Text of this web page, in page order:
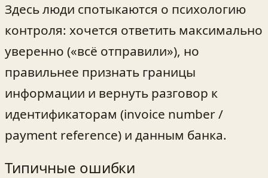
Здесь люди спотыкаются о психологию
контроля: хочется ответить максимально
уверенно («всё отправили»), но
правильнее признать границы
информации и вернуть разговор к
идентификаторам (invoice number /
payment reference) и данным банка.
Типичные ошибки